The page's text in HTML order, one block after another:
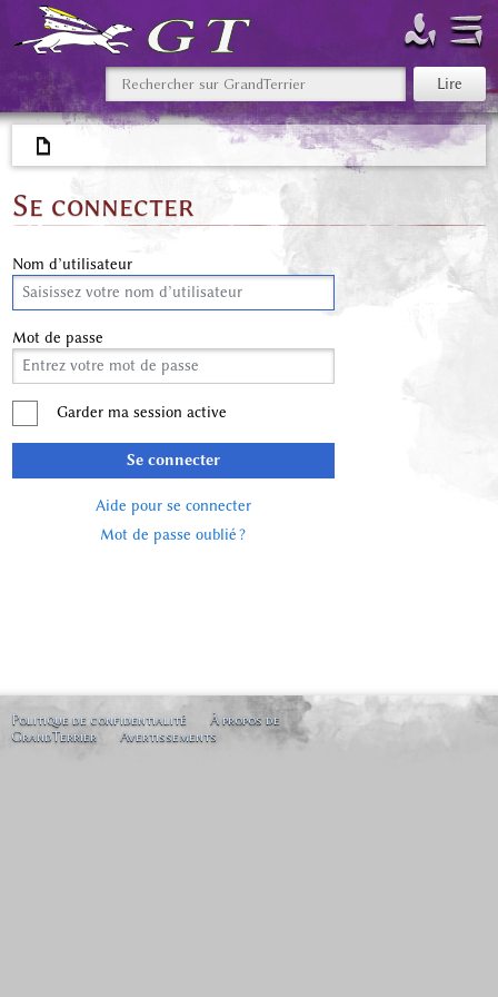
Se connecter
Nom d’utilisateur
Mot de passe
Garder ma session active
Se connecter
Aide pour se connecter
Mot de passe oublié ?
Politique de confidentialité
À propos de
GrandTerrier
Avertissements